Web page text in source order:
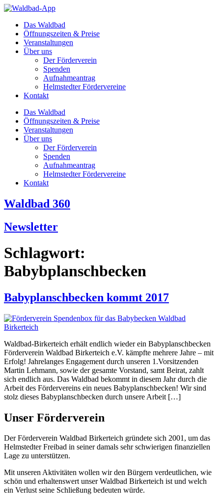
Zum
springenDas Waldbad
Öffnungszeiten & Preise
Veranstaltungen
Über uns
Der Förderverein
Spenden
Aufnahmeantrag
Helmstedter Fördervereine
Kontakt
Das Waldbad
Öffnungszeiten & Preise
Veranstaltungen
Über uns
Der Förderverein
Spenden
Aufnahmeantrag
Helmstedter Fördervereine
Kontakt
Waldbad 360
Newsletter
Schlagwort:
Babybplanschbecken
Babyplanschbecken kommt 2017
Waldbad-Birkerteich erhält endlich wieder ein Babyplanschbecken
Förderverein Waldbad Birkerteich e.V. kämpfte mehrere Jahre – mit
Erfolg! Jahrelanges Engagement durch unseren 1.Vorsitzenden
Martin Lehmann, sowie der gesamte Vorstand, samt Beirat, zahlt
sich endlich aus. Das Waldbad bekommt in diesem Jahr durch die
Arbeit des Fördervereins ein neues Babyplanschbecken! Wir sind
stolz dieses Babyplanschbecken durch unsere Arbeit […]
Unser Förderverein
Der Förderverein Waldbad Birkerteich gründete sich 2001, um das
Helmstedter Freibad in seiner damals sehr schwierigen finanziellen
Lage zu unterstützen.
Mit unseren Aktivitäten wollen wir den Bürgern verdeutlichen, wie
schön und erhaltenswert unser Waldbad Birkerteich ist und welch
ein Verlust seine Schließung bedeuten würde.